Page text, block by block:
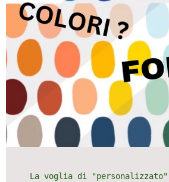
La voglia di "personalizzato"